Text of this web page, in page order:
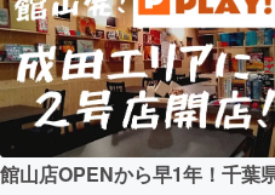
テクノロジー・ガジ
映像・映画
ビジネス・起業
館山店OPENから早1年！千葉